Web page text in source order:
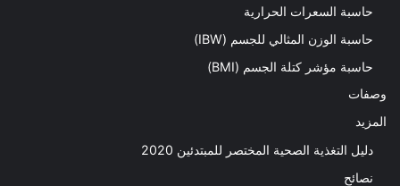
حاسبة السعرات الحرارية
حاسبة الوزن المثالي للجسم (IBW)
حاسبة مؤشر كتلة الجسم (BMI)
وصفات
المزيد
دليل التغذية الصحية المختصر للمبتدئين 2020​
نصائح